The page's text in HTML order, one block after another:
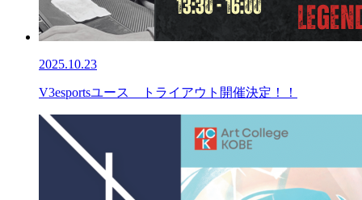
2025.10.23
V3esportsユース トライアウト開催決定！！